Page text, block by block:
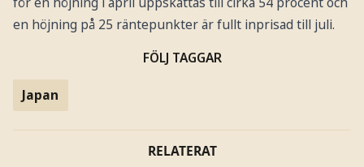
en höjning på 25 räntepunkter är fullt inprisad till juli.
FÖLJ TAGGAR
Japan
RELATERAT